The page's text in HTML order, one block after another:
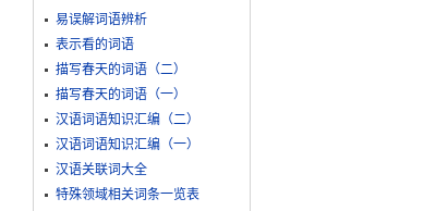
易误解词语辨析
表示看的词语
描写春天的词语（二）
描写春天的词语（一）
汉语词语知识汇编（二）
汉语词语知识汇编（一）
汉语关联词大全
特殊领域相关词条一览表